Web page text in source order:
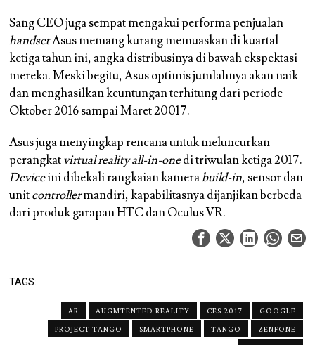
Sang CEO juga sempat mengakui performa penjualan
handsetAsus memang kurang memuaskan di kuartal
ketiga tahun ini, angka distribusinya di bawah ekspektasi
mereka. Meski begitu, Asus optimis jumlahnya akan naik
dan menghasilkan keuntungan terhitung dari periode
Oktober 2016 sampai Maret 20017.
Asus juga menyingkap rencana untuk meluncurkan
perangkatvirtual reality all-in-onedi triwulan ketiga 2017.
Deviceini dibekali rangkaian kamerabuild-in, sensor dan
unitcontrollermandiri, kapabilitasnya dijanjikan berbeda
dari produk garapan HTC dan Oculus VR.
TAGS:
AR AUGMTENTED REALITY CES 2017
GOOGLE
PROJECT TANGO
SMARTPHONE TANGO
ZENFONE